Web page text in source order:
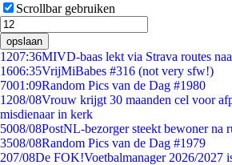
Scrollbar gebruiken
opslaan
1207:36MIVD-baas lekt via Strava routes
1606:35VrijMiBabes #316 (not very sfw!)
7001:09Random Pics van de Dag #1980
1208/08Vrouw krijgt 30 maanden cel voor
misdienaar in kerk
5008/08PostNL-bezorger steekt bewoner na
3508/08Random Pics van de Dag #1979
207/08De FOK!Voetbalmanager 2026/2027